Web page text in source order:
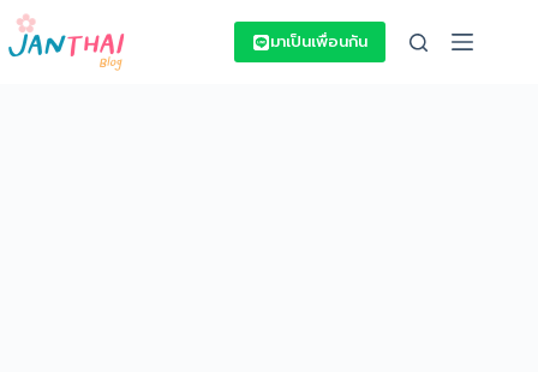
Skip
content
มาเป็นเพื่อนกัน